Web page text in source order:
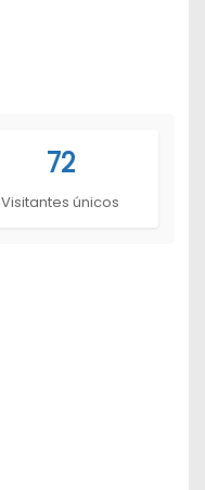
72
Visitantes únicos